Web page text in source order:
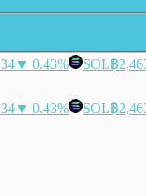
▼ 0.43% SOL฿
▼ 0.43% SOL฿